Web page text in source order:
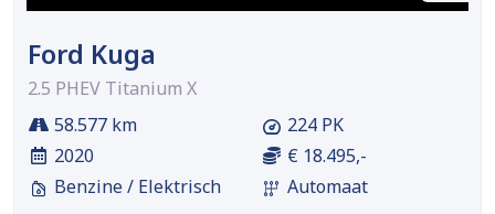
Ford Kuga
2.5 PHEV Titanium X
58.577 km
2020
Benzine / Elektrisch
224 PK
€ 18.495,-
Automaat